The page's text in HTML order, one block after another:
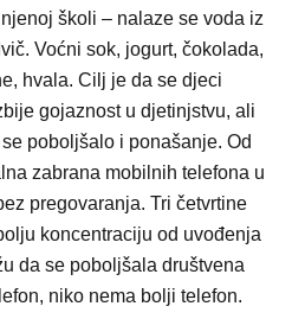
školi – nalaze se voda iz
Voćni sok, jogurt, čokolada,
hvala. Cilj je da se djeci
gojaznost u djetinjstvu, ali
poboljšalo i ponašanje. Od
zabrana mobilnih telefona u
pregovaranja. Tri četvrtine
koncentraciju od uvođenja
da se poboljšala društvena
niko nema bolji telefon.